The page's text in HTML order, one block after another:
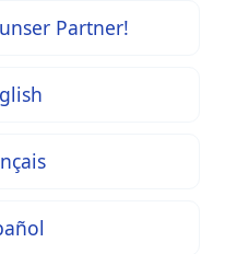
Partner!